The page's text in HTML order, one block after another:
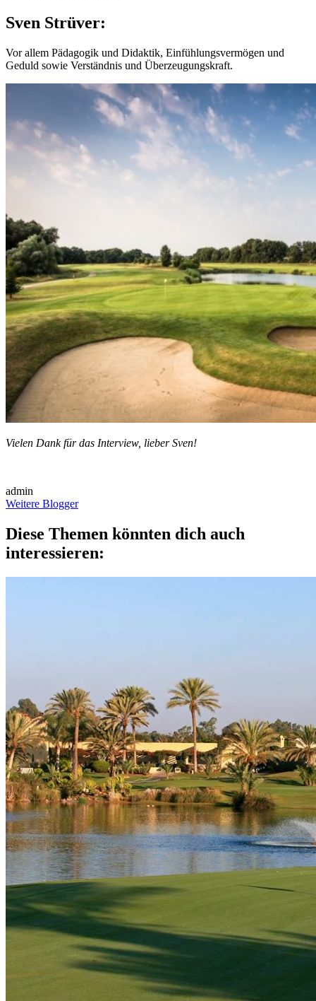
Sven Strüver:
Vor allem Pädagogik und Didaktik, Einfühlungsvermögen und
Geduld sowie Verständnis und Überzeugungskraft.
Vielen Dank für das Interview, lieber Sven!
admin
Weitere Blogger
Diese Themen könnten dich auch
interessieren: